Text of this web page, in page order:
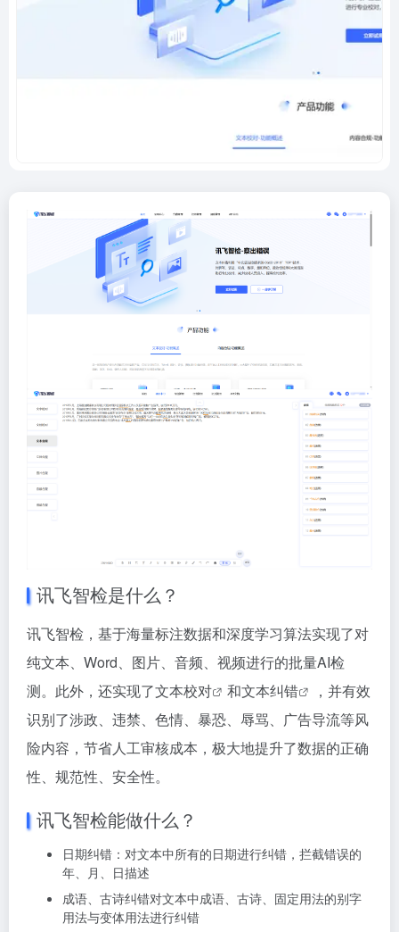
讯飞智检是什么？
讯飞智检，基于海量标注数据和深度学习算法实现了对
纯文本、Word、图片、音频、视频进行的批量AI检
测。此外，还实现了文本校对 和文本纠错
，并有效
识别了涉政、违禁、色情、暴恐、辱骂、广告导流等风
险内容，节省人工审核成本，极大地提升了数据的正确
性、规范性、安全性。
讯飞智检能做什么？
日期纠错：对文本中所有的日期进行纠错，拦截错误的
年、月、日描述
成语、古诗纠错对文本中成语、古诗、固定用法的别字
用法与变体用法进行纠错